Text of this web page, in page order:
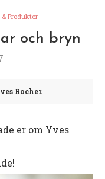
& Produkter
och bryn
Rocher.
er om Yves